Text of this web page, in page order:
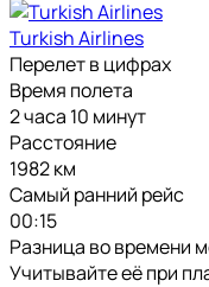
Turkish Airlines
Перелет в цифрах
Время полета
2 часа 10 минут
Расстояние
1982 км
Самый ранний рейс
00:15
Разница во времени
Учитывайте её при